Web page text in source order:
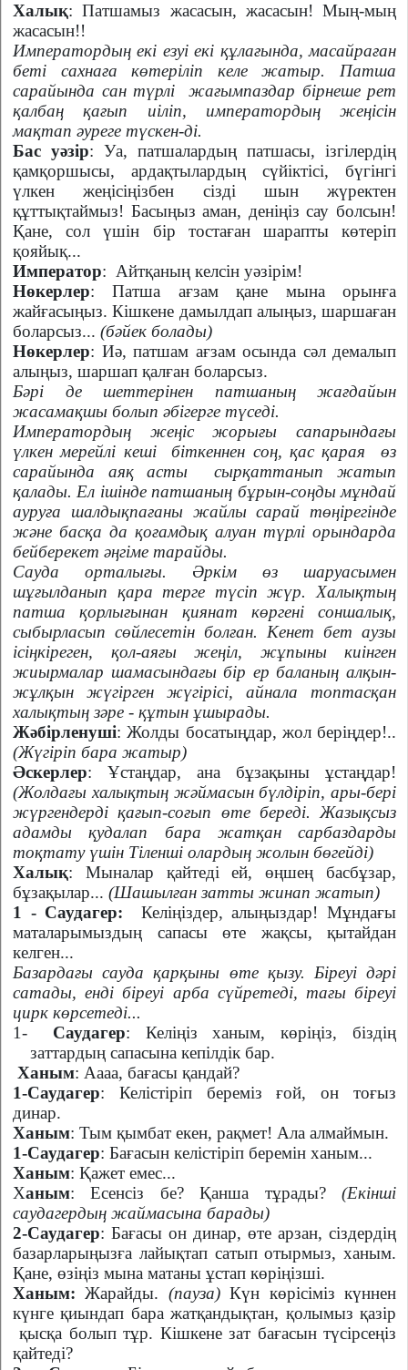
Халық: Патшамыз жасасын, жасасын! Мың-мың
жасасын!!
Императордың екі езуі екі құлағында, масайраған
беті сахнаға көтеріліп келе жатыр. Патша
сарайында сан түрлі
жағымпаздар бірнеше рет
қалбаң қағып иіліп, императордың жеңісін
мақтап әуреге түскен-ді.
Бас уәзір: Уа, патшалардың патшасы, ізгілердің
қамқоршысы, ардақтылардың сүйіктісі, бүгінгі
үлкен жеңісіңізбен сізді шын жүректен
құттықтаймыз! Басыңыз аман, деніңіз сау болсын!
Қане, сол үшін бір тостаған шарапты көтеріп
қояйық...
Император: Айтқаның келсін уәзірім!
Нөкерлер: Патша ағзам қане мына орынға
жайғасыңыз. Кішкене дамылдап алыңыз, шаршаған
боларсыз... (бәйек болады)
Нөкерлер: Иә, патшам ағзам осында сәл демалып
алыңыз, шаршап қалған боларсыз.
Бәрі де шеттерінен патшаның жағдайын
жасамақшы болып әбігерге түседі.
Императордың жеңіс жорығы сапарындағы
үлкен мерейлі кеші
біткеннен соң, қас қарая
өз
сарайында аяқ асты
сырқаттанып жатып
қалады. Ел ішінде патшаның бұрын-соңды мұндай
ауруға шалдықпағаны жайлы сарай төңірегінде
және басқа да қоғамдық алуан түрлі орындарда
бейберекет әңгіме тарайды.
Сауда орталығы. Әркім өз шаруасымен
шұғылданып қара терге түсіп жүр. Халықтың
патша қорлығынан қиянат көргені соншалық,
сыбырласып сөйлесетін болған. Кенет бет аузы
ісіңкіреген, қол-аяғы жеңіл, жұпыны киінген
жиырмалар шамасындағы бір ер баланың алқын-
жұлқын жүгірген жүгірісі, айнала топтасқан
халықтың зәре - құтын ұшырады.
Жәбірленуші: Жолды босатыңдар, жол беріңдер!..
(Жүгіріп бара жатыр)
Әскерлер: Ұстаңдар, ана бұзақыны ұстаңдар!
(Жолдағы халықтың жәймасын бүлдіріп, ары-бері
жүргендерді қағып-соғып өте береді. Жазықсыз
адамды қудалап бара жатқан сарбаздарды
тоқтату үшін Тіленші олардың жолын бөгейді)
Халық: Мыналар қайтеді ей, өңшең басбұзар,
бұзақылар... (Шашылған затты жинап жатып)
1 - Саудагер:
Келіңіздер, алыңыздар! Мұндағы
маталарымыздың сапасы өте жақсы, қытайдан
келген...
Базардағы сауда қарқыны өте қызу. Біреуі дәрі
сатады, енді біреуі арба сүйретеді, тағы біреуі
цирк көрсетеді...
1-
Саудагер: Келіңіз ханым, көріңіз, біздің
заттардың сапасына кепілдік бар.
Ханым: Аааа, бағасы қандай?
1-Саудагер: Келістіріп береміз ғой, он тоғыз
динар.
Ханым: Тым қымбат екен, рақмет! Ала алмаймын.
1-Саудагер: Бағасын келістіріп беремін ханым...
Ханым: Қажет емес...
Ханым: Есенсіз бе? Қанша тұрады? (Екінші
саудагердың жаймасына барады)
2-Саудагер: Бағасы он динар, өте арзан, сіздердің
базарларыңызға лайықтап сатып отырмыз, ханым.
Қане, өзіңіз мына матаны ұстап көріңізші.
Ханым:Жарайды. (пауза)Күн көрісіміз күннен
күнге қиындап бара жатқандықтан, қолымыз қазір
қысқа болып тұр. Кішкене зат бағасын түсірсеңіз
қайтеді?